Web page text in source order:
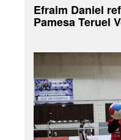
Efraim Daniel
Pamesa Teruel